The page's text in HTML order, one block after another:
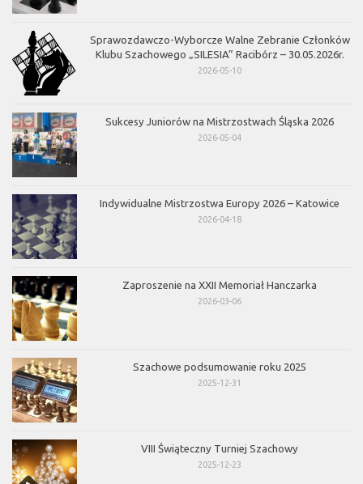
Sprawozdawczo-Wyborcze Walne Zebranie Członków
Klubu Szachowego „SILESIA” Racibórz – 30.05.2026r.
2026-05-10
Sukcesy Juniorów na Mistrzostwach Śląska 2026
2026-05-04
Indywidualne Mistrzostwa Europy 2026 – Katowice
2026-04-18
Zaproszenie na XXII Memoriał Hanczarka
2026-03-06
Szachowe podsumowanie roku 2025
2025-12-31
VIII Świąteczny Turniej Szachowy
2025-12-23